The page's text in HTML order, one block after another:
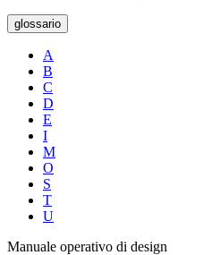
glossario
A
B
C
D
E
I
M
O
S
T
U
Manuale operativo di design